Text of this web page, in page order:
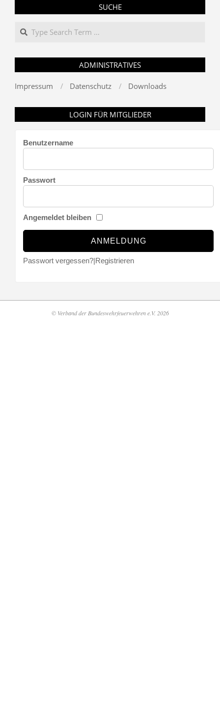
SUCHE
Search
ADMINISTRATIVES
Impressum Datenschutz Downloads
LOGIN FÜR MITGLIEDER
Benutzername
Passwort
Angemeldet bleiben
Passwort vergessen?|Registrieren
© Verband der Bundeswehrfeuerwehren e.V. 2026